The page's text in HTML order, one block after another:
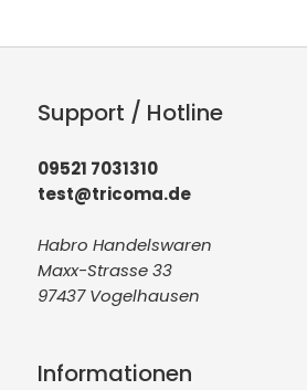
Support / Hotline
09521 7031310
test@tricoma.de
Habro Handelswaren
Maxx-Strasse 33
97437 Vogelhausen
Informationen